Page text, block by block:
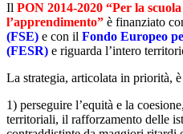
Il PON 2014-2020 “Per la
l’apprendimento” è finanziato
(FSE) e con il Fondo Europeo
(FESR) e riguarda l’intero
La strategia, articolata in priorità,
1) perseguire l’equità e la
territoriali, il rafforzamento delle